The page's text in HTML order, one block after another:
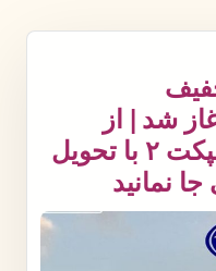
شد | از
فروش فوری خودرو ریسپکت ۲ با تحویل
نمانید​